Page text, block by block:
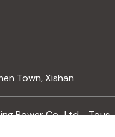
Town, Xishan
Power Co., Ltd - Tous